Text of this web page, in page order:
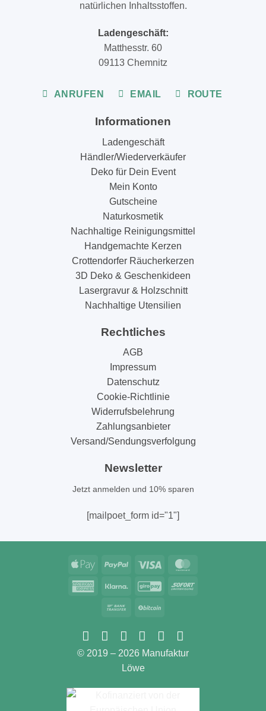
natürlichen Inhaltsstoffen.
Ladengeschäft:
Matthesstr. 60
09113 Chemnitz
ANRUFEN EMAIL ROUTE
Informationen
Ladengeschäft
Händler/Wiederverkäufer
Deko für Dein Event
Mein Konto
Gutscheine
Naturkosmetik
Nachhaltige Reinigungsmittel
Handgemachte Kerzen
Crottendorfer Räucherkerzen
3D Deko & Geschenkideen
Lasergravur & Holzschnitt
Nachhaltige Utensilien
Rechtliches
AGB
Impressum
Datenschutz
Cookie-Richtlinie
Widerrufsbelehrung
Zahlungsanbieter
Versand/Sendungsverfolgung
Newsletter
Jetzt anmelden und 10% sparen
[mailpoet_form id="1"]
Apple
PayPal Visa
American Klarna GiroPaySofort
Bank
© 2019 – 2026 Manufaktur
Löwe